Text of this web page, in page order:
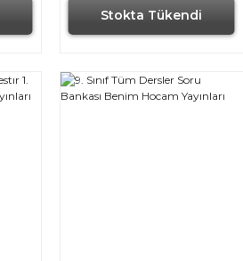
Stokta Tükendi